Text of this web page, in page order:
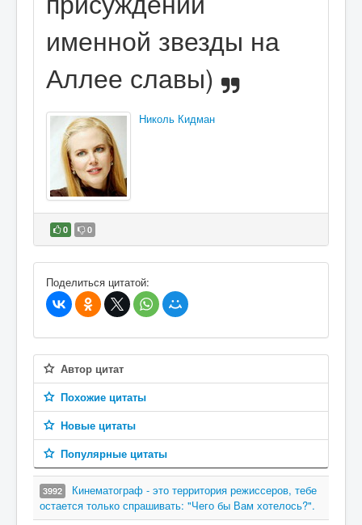
именной звезды на
Аллее славы)
Николь Кидман
0 0
В избранное
Поделиться цитатой:
Автор цитат
Похожие цитаты
Новые цитаты
Популярные цитаты
3992
Кинематограф - это территория режиссеров, тебе
остается только спрашивать: "Чего бы Вам хотелось?".